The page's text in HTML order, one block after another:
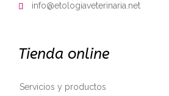
 info@etologiaveterinaria.net
Tienda online
Servicios y productos